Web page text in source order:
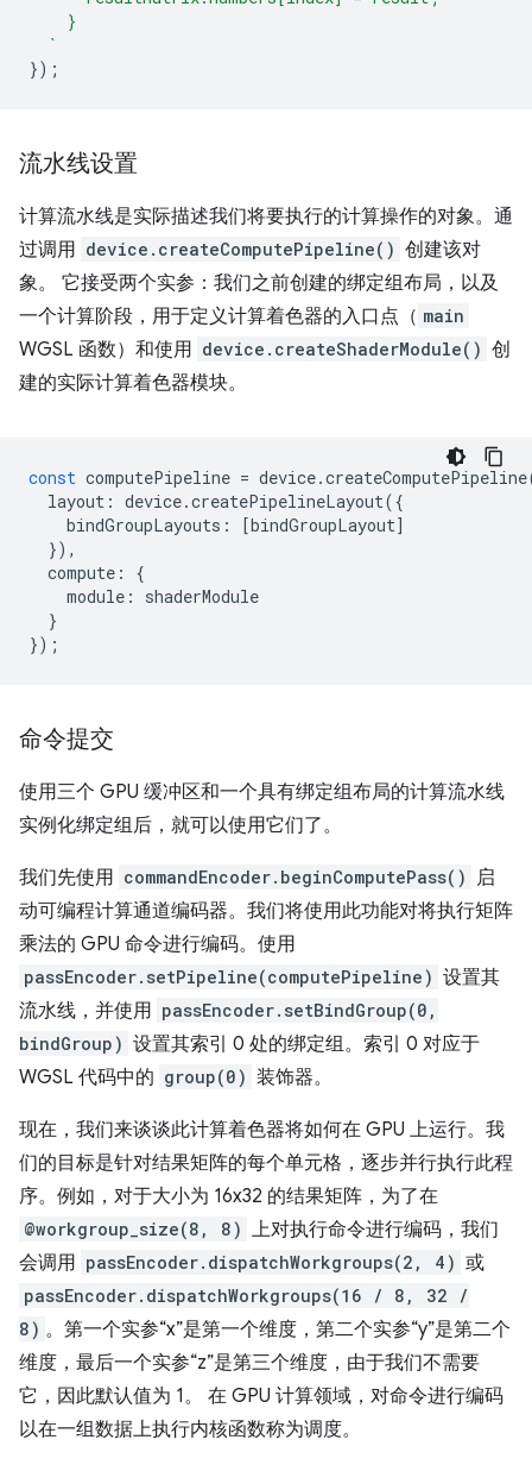
    }
  `
});
流水线设置
计算流水线是实际描述我们将要执行的计算操作的对象。通
过调用 device.createComputePipeline() 创建该对
象。 它接受两个实参：我们之前创建的绑定组布局，以及
一个计算阶段，用于定义计算着色器的入口点（ main
WGSL 函数）和使用 device.createShaderModule() 创
建的实际计算着色器模块。
const computePipeline = device.createComputePipeline
layout : device.createPipelineLayout({
bindGroupLayouts : [bindGroupLayout]
}),
compute :
{
module :
shaderModule
}
});
命令提交
使用三个 GPU 缓冲区和一个具有绑定组布局的计算流水线
实例化绑定组后，就可以使用它们了。
我们先使用 commandEncoder.beginComputePass()
启
动可编程计算通道编码器。我们将使用此功能对将执行矩阵
乘法的 GPU 命令进行编码。使用
passEncoder.setPipeline(computePipeline) 设置其
流水线，并使用 passEncoder.setBindGroup(0,
bindGroup) 设置其索引 0 处的绑定组。索引 0 对应于
WGSL 代码中的 group(0) 装饰器。
现在，我们来谈谈此计算着色器将如何在 GPU 上运行。我
们的目标是针对结果矩阵的每个单元格，逐步并行执行此程
序。例如，对于大小为 16x32 的结果矩阵，为了在
@workgroup_size(8, 8) 上对执行命令进行编码，我们
会调用 passEncoder.dispatchWorkgroups(2, 4) 或
passEncoder.dispatchWorkgroups(16 / 8, 32 /
8) 。第一个实参“x”是第一个维度，第二个实参“y”是第二个
维度，最后一个实参“z”是第三个维度，由于我们不需要
它，因此默认值为 1。 在 GPU 计算领域，对命令进行编码
以在一组数据上执行内核函数称为调度。